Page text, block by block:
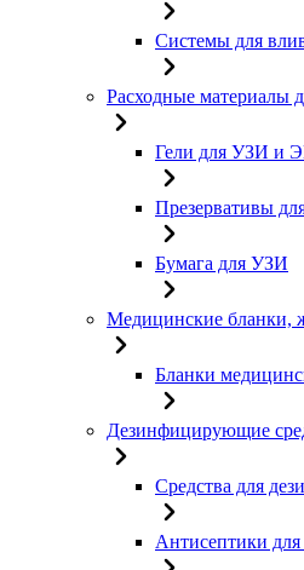
Системы для
Расходные
Гели для УЗИ и
Презервативы
Бумага для УЗИ
Медицинские бланки,
Бланки
Дезинфицирующие
Средства для
Антисептики